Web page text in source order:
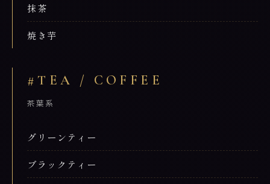
抹茶
焼き芋
#TEA / COFFEE
茶葉系
グリーンティー
ブラックティー